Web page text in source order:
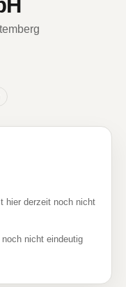
hier derzeit noch nicht
nicht eindeutig